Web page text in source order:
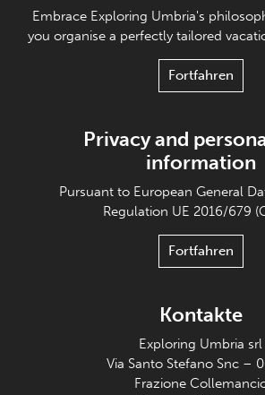
Embrace Exploring Umbria's
you organise a perfectly tailored
Fortfahren
Privacy and
information
Pursuant to European General
Regulation UE 2016/679
Fortfahren
Kontakte
Exploring Umbria srl
Via Santo Stefano Snc –
Frazione